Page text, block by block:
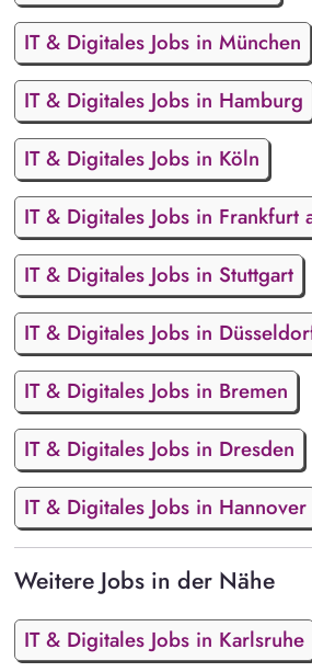
IT & Digitales Jobs in München
IT & Digitales Jobs in Hamburg
IT & Digitales Jobs in Köln
IT & Digitales Jobs in Frankfurt
IT & Digitales Jobs in Stuttgart
IT & Digitales Jobs in
IT & Digitales Jobs in Bremen
IT & Digitales Jobs in Dresden
IT & Digitales Jobs in Hannover
Weitere Jobs in der Nähe
IT & Digitales Jobs in Karlsruhe